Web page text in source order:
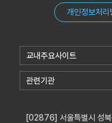
개인정보처리
교내주요사이트
관련기관
[02876] 서울특별시 성